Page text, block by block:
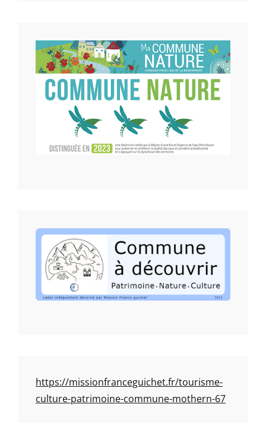
https://missionfranceguichet.fr/tourisme-
culture-patrimoine-commune-mothern-67